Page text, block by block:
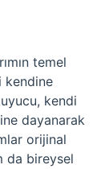
temel
kendine
kendi
dayanarak
orijinal
da bireysel